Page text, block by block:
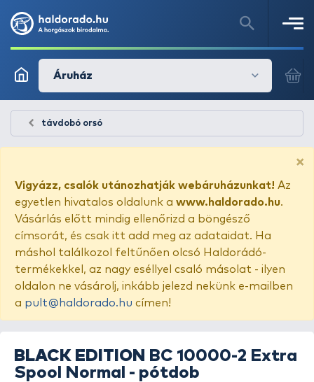
Áruház
távdobó orsó
×
Vigyázz, csalók utánozhatják webáruházunkat! Az
egyetlen hivatalos oldalunk a www.haldorado.hu.
Vásárlás előtt mindig ellenőrizd a böngésző
címsorát, és csak itt add meg az adataidat. Ha
máshol találkozol feltűnően olcsó Haldorádó-
termékekkel, az nagy eséllyel csaló másolat - ilyen
oldalon ne vásárolj, inkább jelezd nekünk e-mailben
a pult@haldorado.hu címen!
BLACK EDITION
BC 10000-2 Extra
Spool Normal - pótdob